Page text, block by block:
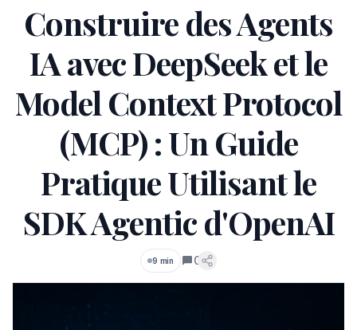
Construire des Agents
IA avec DeepSeek et le
Model Context Protocol
(MCP) : Un Guide
Pratique Utilisant le
SDK Agentic d'OpenAI
9 min 0
Commentaires